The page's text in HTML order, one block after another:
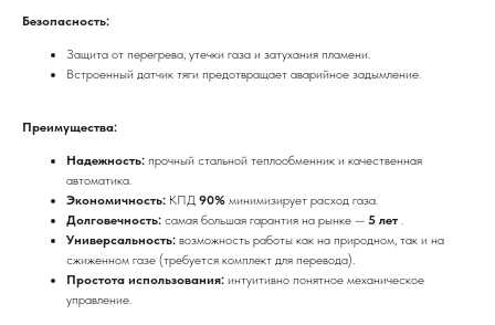
Безопасность:
Защита от перегрева, утечки газа и затухания пламени.
Встроенный датчик тяги предотвращает аварийное задымление.
Преимущества:
Надежность: прочный стальной теплообменник и качественная
автоматика.
Экономичность: КПД 90% минимизирует расход газа.
Долговечность: самая большая гарантия на рынке — 5 лет .
Универсальность: возможность работы как на природном, так и на
сжиженном газе (требуется комплект для перевода).
Простота использования: интуитивно понятное механическое
управление.